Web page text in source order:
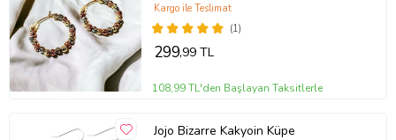
(1)
Kargo ile Teslimat
299,99 TL
108,99 TL'den Başlayan Taksitlerle
Jojo Bizarre Kakyoin Küpe